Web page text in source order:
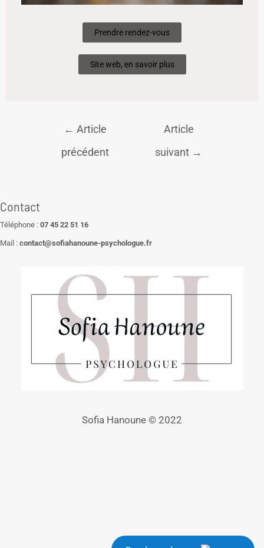
Prendre rendez-vous
Site web, en savoir plus
← Article
précédent
Article
suivant →
Contact
Téléphone : 07 45 22 51 16
Mail : contact@sofiahanoune-psychologue.fr
Sofia Hanoune © 2022